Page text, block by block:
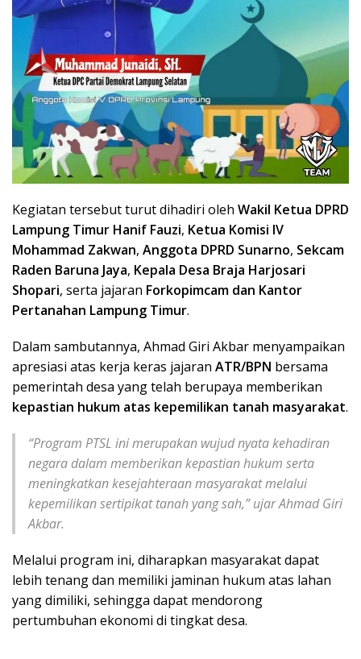
Kegiatan tersebut turut dihadiri oleh Wakil Ketua DPRD
Lampung Timur Hanif Fauzi, Ketua Komisi IV
Mohammad Zakwan, Anggota DPRD Sunarno, Sekcam
Raden Baruna Jaya, Kepala Desa Braja Harjosari
Shopari, serta jajaran Forkopimcam dan Kantor
Pertanahan Lampung Timur.
Dalam sambutannya, Ahmad Giri Akbar menyampaikan
apresiasi atas kerja keras jajaran ATR/BPN bersama
pemerintah desa yang telah berupaya memberikan
kepastian hukum atas kepemilikan tanah masyarakat.
“Program PTSL ini merupakan wujud nyata kehadiran
negara dalam memberikan kepastian hukum serta
meningkatkan kesejahteraan masyarakat melalui
kepemilikan sertipikat tanah yang sah,” ujar Ahmad Giri
Akbar.
Melalui program ini, diharapkan masyarakat dapat
lebih tenang dan memiliki jaminan hukum atas lahan
yang dimiliki, sehingga dapat mendorong
pertumbuhan ekonomi di tingkat desa.